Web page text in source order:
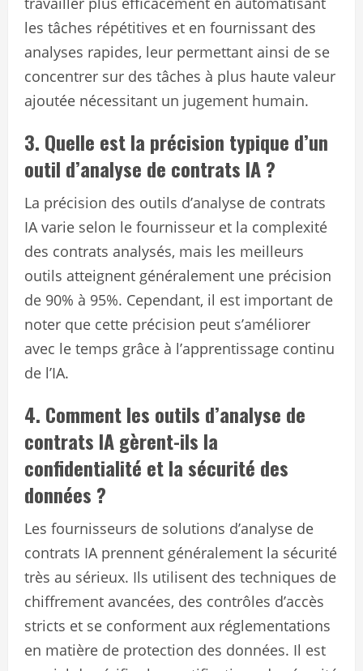
les tâches répétitives et en fournissant des
analyses rapides, leur permettant ainsi de se
concentrer sur des tâches à plus haute valeur
ajoutée nécessitant un jugement humain.
3. Quelle est la précision typique d’un
outil d’analyse de contrats IA ?
La précision des outils d’analyse de contrats
IA varie selon le fournisseur et la complexité
des contrats analysés, mais les meilleurs
outils atteignent généralement une précision
de 90% à 95%. Cependant, il est important de
noter que cette précision peut s’améliorer
avec le temps grâce à l’apprentissage continu
de l’IA.
4. Comment les outils d’analyse de
contrats IA gèrent-ils la
confidentialité et la sécurité des
données ?
Les fournisseurs de solutions d’analyse de
contrats IA prennent généralement la sécurité
très au sérieux. Ils utilisent des techniques de
chiffrement avancées, des contrôles d’accès
stricts et se conforment aux réglementations
en matière de protection des données. Il est